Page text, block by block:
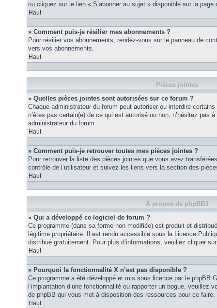
ou cliquez sur le lien « S’abonner au sujet » disponible sur la page
Haut
» Comment puis-je résilier mes abonnements ?
Pour résilier vos abonnements, rendez-vous sur le panneau de
vers vos abonnements.
Haut
Pièces jointes
» Quelles pièces jointes sont autorisées sur ce forum ?
Chaque administrateur du forum peut autoriser ou interdire
n’êtes pas certain(e) de ce qui est autorisé ou non, n’hésitez pas
administrateur du forum.
Haut
» Comment puis-je retrouver toutes mes pièces jointes ?
Pour retrouver la liste des pièces jointes que vous avez
contrôle de l’utilisateur et suivez les liens vers la section des
Haut
À propos de phpBB3
» Qui a développé ce logiciel de forum ?
Ce programme (dans sa forme non modifiée) est produit et
légitime propriétaire. Il est rendu accessible sous la Licence
distribué gratuitement. Pour plus d’informations, veuillez cliquer
Haut
» Pourquoi la fonctionnalité X n’est pas disponible ?
Ce programme a été développé et mis sous licence par le phpBB
l’implantation d’une fonctionnalité ou rapporter un bogue, veuillez
de phpBB qui vous met à disposition des ressources pour ce faire.
Haut